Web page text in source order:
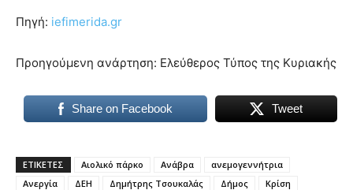
Πηγή: iefimerida.gr
Προηγούμενη ανάρτηση: Ελεύθερος Τύπος της Κυριακής
Share on Facebook Tweet
ΕΤΙΚΕΤΕΣ Αιολικό πάρκο Ανάβρα
ανεμογεννήτρια
Ανεργία
ΔΕΗ Δημήτρης Τσουκαλάς Δήμος
Κρίση